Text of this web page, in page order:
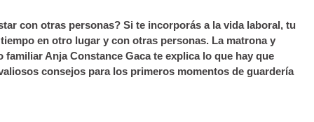
con otras personas? Si te incorporás a la vida laboral, tu
en otro lugar y con otras personas. La matrona y
familiar Anja Constance Gaca te explica lo que hay que
consejos para los primeros momentos de guardería